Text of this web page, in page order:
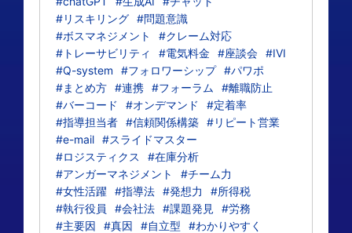
#リスキリング #問題意識
#ボスマネジメント
#クレーム対応
#トレーサビリティ
#電気料金 #座談会 #IVI
#Q-system
#フォロワーシップ #パワポ
#まとめ方 #連携 #フォーラム
#離職防止
#バーコード
#オンデマンド
#定着率
#指導担当者 #信頼関係構築 #リピート営業
#e-mail #スライドマスター
#ロジスティクス
#在庫分析
#アンガーマネジメント
#チーム力
#女性活躍 #指導法 #発想力
#所得税
#執行役員
#会社法 #課題発見
#労務
#主要因
#真因 #自立型
#わかりやすく